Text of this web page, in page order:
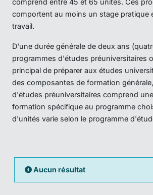
comportent au moins un stage pratique
travail.
D'une durée générale de deux ans
programmes d'études préuniversitaires
principal de préparer aux études
des composantes de formation
d'études préuniversitaires comprend
formation spécifique au programme
d'unités varie selon le programme
Aucun résultat